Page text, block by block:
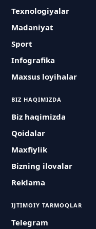
Texnologiyalar
Madaniyat
Sport
Infografika
Maxsus loyihalar
BIZ HAQIMIZDA
Biz haqimizda
Qoidalar
Maxfiylik
Bizning ilovalar
Reklama
IJTIMOIY TARMOQLAR
Telegram